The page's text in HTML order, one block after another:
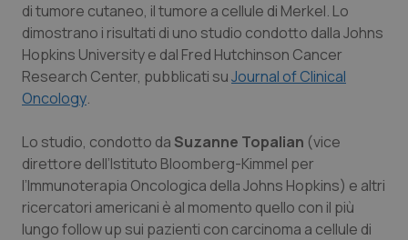
Emilia-Romagna
Friuli Venezia Giulia
Liguria
Lombardia
Colesterolo & coronaropatie
Dermatite Atopica
Disturbi dell’umore
Dolore
di tumore cutaneo, il tumore a cellule di Merkel. Lo
dimostrano i risultati di uno studio condotto dalla Johns
Hopkins University e dal Fred Hutchinson Cancer
Research Center, pubblicati suJournal of Clinical
Oncology.
Lo studio, condotto da Suzanne Topalian (vice
direttore dell’Istituto Bloomberg-Kimmel per
l’Immunoterapia Oncologica della Johns Hopkins) e altri
ricercatori americani è al momento quello con il più
lungo follow up sui pazienti con carcinoma a cellule di